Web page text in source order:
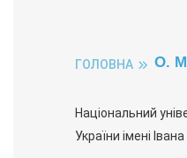
ГОЛОВНА О.
Національний
України імені